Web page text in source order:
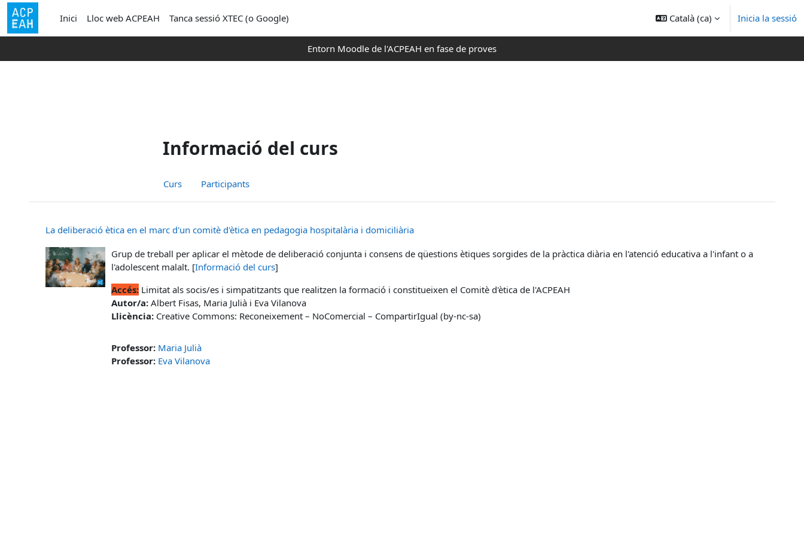
Ves al contingut principal
Entorn Moodle de l'ACPEAH en fase de proves
Inici Lloc web ACPEAH Tanca sessió XTEC (o Google) Català ‎(ca)‎ Inicia la sessió
Informació del curs
Curs Participants
La deliberació ètica en el marc d'un comitè d'ètica en pedagogia hospitalària i domiciliària
Grup de treball per aplicar el mètode de deliberació conjunta i consens de qüestions ètiques sorgides de la pràctica diària en l'atenció educativa a l'infant o a
l'adolescent malalt. [Informació del curs]
Accés: Limitat als socis/es i simpatitzants que realitzen la formació i constitueixen el Comitè d'ètica de l'ACPEAH
Autor/a: Albert Fisas, Maria Julià i Eva Vilanova
Llicència: Creative Commons: Reconeixement – NoComercial – CompartirIgual (by-nc-sa)
Professor: Maria Julià
Professor: Eva Vilanova